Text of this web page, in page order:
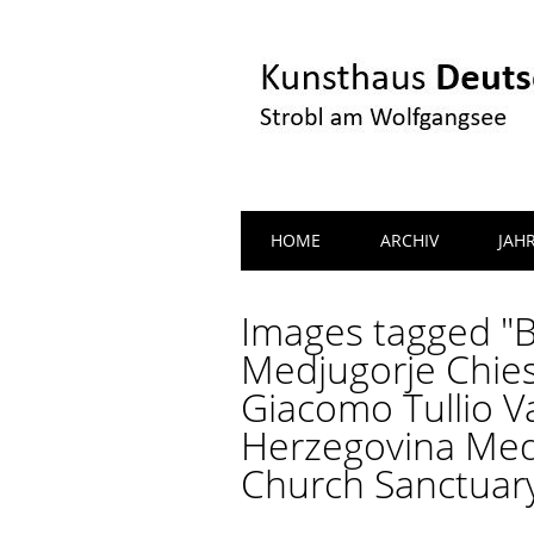
Main menu
HOME ARCHIV
Images tagged
Medjugorje
Giacomo Tullio
Herzegovina
Church